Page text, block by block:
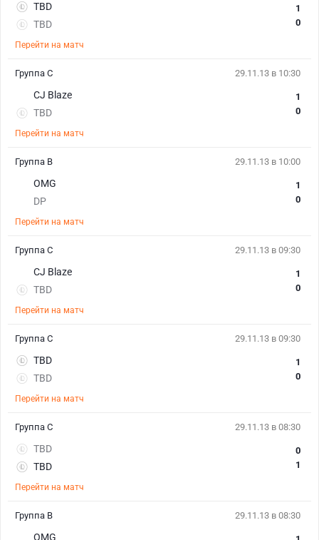
TBD
TBD
1
0
Перейти на матч
29.11.13 в 10:30
CJ Blaze
TBD
1
0
Перейти на матч
Группа C
29.11.13 в 10:00
OMG
DP
1
0
Перейти на матч
Группа B
29.11.13 в 09:30
CJ Blaze
TBD
1
0
Перейти на матч
Группа C
29.11.13 в 09:30
TBD
TBD
1
0
Перейти на матч
Группа C
29.11.13 в 08:30
TBD
TBD
0
1
Перейти на матч
Группа C
29.11.13 в 08:30
OMG
Группа B